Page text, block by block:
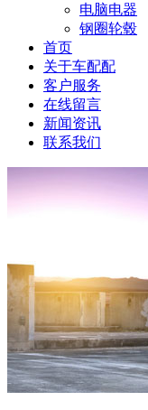
电脑电器
钢圈轮毂
首页
关于车配配
客户服务
在线留言
新闻资讯
联系我们